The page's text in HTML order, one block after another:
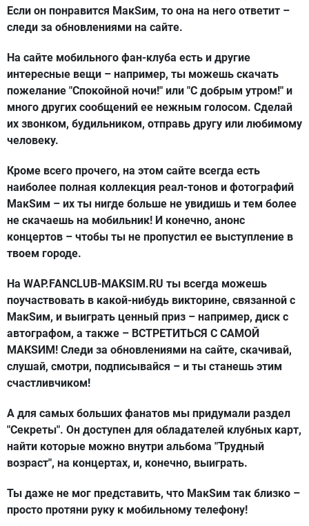
Если он понравится МакSим, то она на него ответит –
следи за обновлениями на сайте.
На сайте мобильного фан-клуба есть и другие
интересные вещи – например, ты можешь скачать
пожелание "Спокойной ночи!" или "С добрым утром!" и
много других сообщений ее нежным голосом. Сделай
их звонком, будильником, отправь другу или любимому
человеку.
Кроме всего прочего, на этом сайте всегда есть
наиболее полная коллекция реал-тонов и фотографий
МакSим – их ты нигде больше не увидишь и тем более
не скачаешь на мобильник! И конечно, анонс
концертов – чтобы ты не пропустил ее выступление в
твоем городе.
На WAP.FANCLUB-MAKSIM.RU ты всегда можешь
поучаствовать в какой-нибудь викторине, связанной с
МакSим, и выиграть ценный приз – например, диск с
автографом, а также – ВСТРЕТИТЬСЯ С САМОЙ
МАКSИМ! Следи за обновлениями на сайте, скачивай,
слушай, смотри, подписывайся – и ты станешь этим
счастливчиком!
А для самых больших фанатов мы придумали раздел
"Секреты". Он доступен для обладателей клубных карт,
найти которые можно внутри альбома "Трудный
возраст", на концертах, и, конечно, выиграть.
Ты даже не мог представить, что МакSим так близко –
просто протяни руку к мобильному телефону!